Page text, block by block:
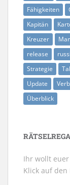
Fähigkeiten
Kapitän
Kreuzer
release
Strategie
Update
Überblick
Ihr wollt euer
Klick auf